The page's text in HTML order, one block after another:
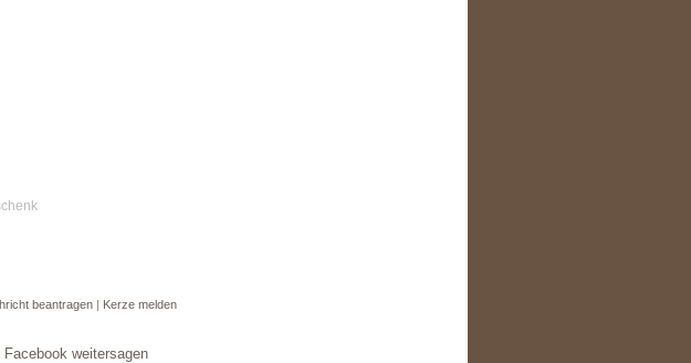
beantragen| Kerze melden
Facebook weitersagen